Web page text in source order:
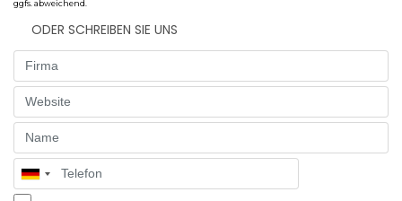
ggfs. abweichend.
ODER SCHREIBEN SIE UNS
Firma
Website
Name
Telefon